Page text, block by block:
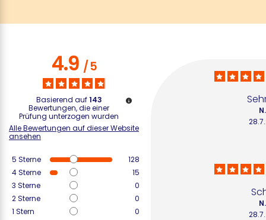
4.9/5
Basierend auf143
Bewertungen, die einer
Prüfung unterzogen wurden
Alle Bewertungen auf dieser Website
ansehen
5 Sterne
128
4Sterne
15
3 Sterne
0
2Sterne
0
1 Stern 0